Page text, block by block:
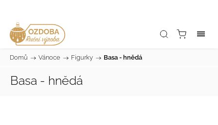
Domů / Vánoce / Figurky / Basa - hnědá
Basa - hnědá